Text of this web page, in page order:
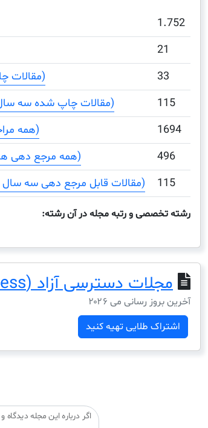
1.752
21
Total Documents (مقالات چاپ شده در یک دوره)
33
Total Documents (3 years) ( مقالات چاپ شده سه سال گذشته)
115
Total References (همه مراجع موجود در مقالات)
1694
Total Cites (3years) (همه مرجع دهی ها سه سال گذشته)
496
Citable Documents (3 years) (مقالات قابل مرجع دهی سه سال گذشته)
115
رشته تخصصی و رتبه مجله در آن رشته:
مجلات دسترسی آزاد (Open Access)
آخرین بروز رسانی می ۲۰۲۶
اشتراک طلایی تهیه کنید
اگر درباره این مجله دیدگاه